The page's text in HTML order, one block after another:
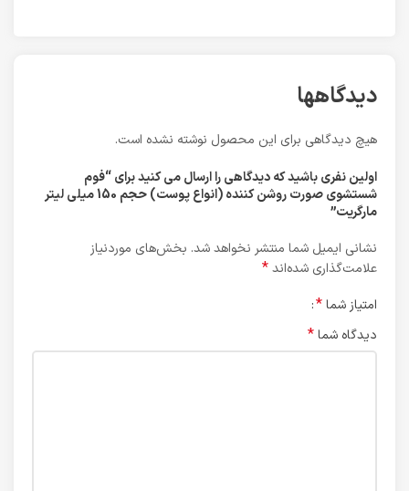
دیدگاهها
هیچ دیدگاهی برای این محصول نوشته نشده است.
اولین نفری باشید که دیدگاهی را ارسال می کنید برای “فوم
شستشوی صورت روشن کننده (انواع پوست) حجم 150 میلی لیتر
مارگریت”
نشانی ایمیل شما منتشر نخواهد شد. بخش‌های موردنیاز
علامت‌گذاری شده‌اند*
امتیاز شما*
دیدگاه شما*